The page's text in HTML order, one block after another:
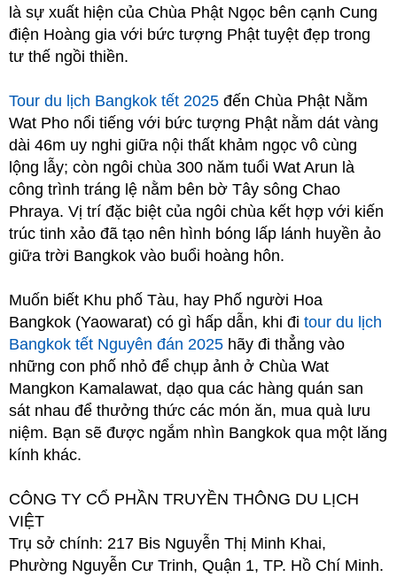
là sự xuất hiện của Chùa Phật Ngọc bên cạnh Cung
điện Hoàng gia với bức tượng Phật tuyệt đẹp trong
tư thế ngồi thiền.
Tour du lịch Bangkok tết 2025 đến Chùa Phật Nằm
Wat Pho nổi tiếng với bức tượng Phật nằm dát vàng
dài 46m uy nghi giữa nội thất khảm ngọc vô cùng
lộng lẫy; còn ngôi chùa 300 năm tuổi Wat Arun là
công trình tráng lệ nằm bên bờ Tây sông Chao
Phraya. Vị trí đặc biệt của ngôi chùa kết hợp với kiến
trúc tinh xảo đã tạo nên hình bóng lấp lánh huyền ảo
giữa trời Bangkok vào buổi hoàng hôn.
Muốn biết Khu phố Tàu, hay Phố người Hoa
Bangkok (Yaowarat) có gì hấp dẫn, khi đi tour du lịch
Bangkok tết Nguyên đán 2025 hãy đi thẳng vào
những con phố nhỏ để chụp ảnh ở Chùa Wat
Mangkon Kamalawat, dạo qua các hàng quán san
sát nhau để thưởng thức các món ăn, mua quà lưu
niệm. Bạn sẽ được ngắm nhìn Bangkok qua một lăng
kính khác.
CÔNG TY CỔ PHẦN TRUYỀN THÔNG DU LỊCH
VIỆT
Trụ sở chính: 217 Bis Nguyễn Thị Minh Khai,
Phường Nguyễn Cư Trinh, Quận 1, TP. Hồ Chí Minh.